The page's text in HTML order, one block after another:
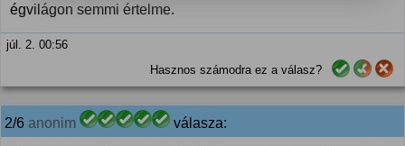
égvilágon semmi értelme.
júl. 2. 00:56
Hasznos számodra ez a válasz?
2/6 anonim válasza: